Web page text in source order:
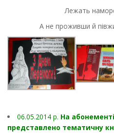
Лежать
А не проживши й
06.05.2014 р. На
представлено тематичну